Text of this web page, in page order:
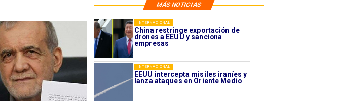
MÁS NOTICIAS
China restringe exportación de
drones a EEUU y sanciona
empresas
INTERNACIONAL
EEUU intercepta misiles iraníes y
lanza ataques en Oriente Medio
INTERNACIONAL